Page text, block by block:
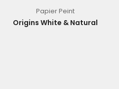
Papier Peint
Origins White & Natural